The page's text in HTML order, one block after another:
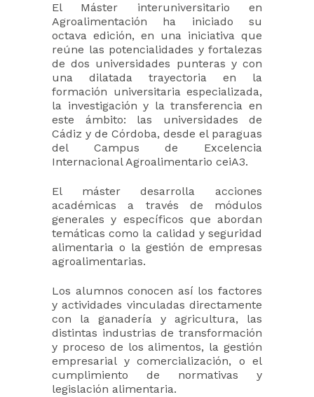
El Máster interuniversitario en
Agroalimentación ha iniciado su
octava edición, en una iniciativa que
reúne las potencialidades y fortalezas
de dos universidades punteras y con
una dilatada trayectoria en la
formación universitaria especializada,
la investigación y la transferencia en
este ámbito: las universidades de
Cádiz y de Córdoba, desde el paraguas
del Campus de Excelencia
Internacional Agroalimentario ceiA3.
El máster desarrolla acciones
académicas a través de módulos
generales y específicos que abordan
temáticas como la calidad y seguridad
alimentaria o la gestión de empresas
agroalimentarias.
Los alumnos conocen así los factores
y actividades vinculadas directamente
con la ganadería y agricultura, las
distintas industrias de transformación
y proceso de los alimentos, la gestión
empresarial y comercialización, o el
cumplimiento de normativas y
legislación alimentaria.